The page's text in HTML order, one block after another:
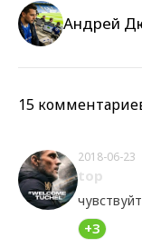
Андрей
15
2018-06-23
top
+3